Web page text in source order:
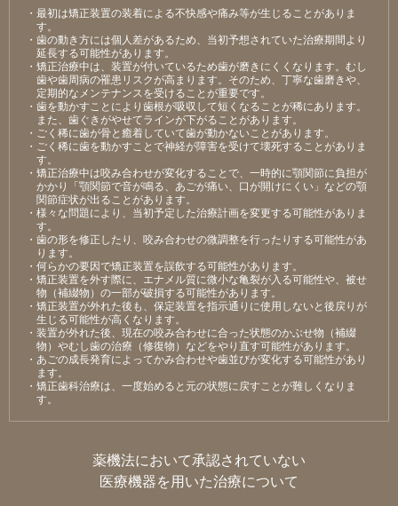
・最初は矯正装置の装着による不快感や痛み等が⽣じることがありま
す。
・⻭の動き⽅には個⼈差があるため、当初予想されていた治療期間より
延⻑する可能性があります。
・矯正治療中は、装置が付いているため⻭が磨きにくくなります。むし
⻭や⻭周病の罹患リスクが⾼まります。そのため、丁寧な⻭磨きや、
定期的なメンテナンスを受けることが重要です。
・⻭を動かすことにより⻭根が吸収して短くなることが稀にあります。
また、⻭ぐきがやせてラインが下がることがあります。
・ごく稀に⻭が⾻と癒着していて⻭が動かないことがあります。
・ごく稀に⻭を動かすことで神経が障害を受けて壊死することがありま
す。
・矯正治療中は咬み合わせが変化することで、⼀時的に顎関節に負担が
かかり「顎関節で⾳が鳴る、あごが痛い、⼝が開けにくい」などの顎
関節症状が出ることがあります。
・様々な問題により、当初予定した治療計画を変更する可能性がありま
す。
・⻭の形を修正したり、咬み合わせの微調整を⾏ったりする可能性があ
ります。
・何らかの要因で矯正装置を誤飲する可能性があります。
・矯正装置を外す際に、エナメル質に微⼩な⻲裂が⼊る可能性や、被せ
物（補綴物）の⼀部が破損する可能性があります。
・矯正装置が外れた後も、保定装置を指⽰通りに使⽤しないと後戻りが
⽣じる可能性が⾼くなります。
・装置が外れた後、現在の咬み合わせに合った状態のかぶせ物（補綴
物）やむし⻭の治療（修復物）などをやり直す可能性があります。
・あごの成⻑発育によってかみ合わせや⻭並びが変化する可能性があり
ます。
・矯正⻭科治療は、⼀度始めると元の状態に戻すことが難しくなりま
す。
薬機法において承認されていない
医療機器を用いた治療について